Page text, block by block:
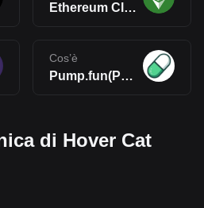
Ethereum Classic(ETC)
Cos’è
Pump.fun(PUMP)
di Hover Cat